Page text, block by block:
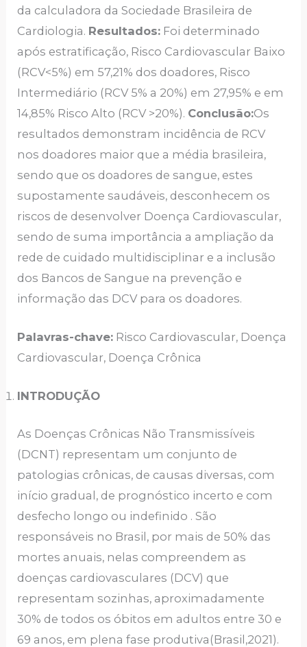
da calculadora da Sociedade Brasileira de
Cardiologia. Resultados: Foi determinado
após estratificação, Risco Cardiovascular Baixo
(RCV<5%) em 57,21% dos doadores, Risco
Intermediário (RCV 5% a 20%) em 27,95% e em
14,85% Risco Alto (RCV >20%). Conclusão:Os
resultados demonstram incidência de RCV
nos doadores maior que a média brasileira,
sendo que os doadores de sangue, estes
supostamente saudáveis, desconhecem os
riscos de desenvolver Doença Cardiovascular,
sendo de suma importância a ampliação da
rede de cuidado multidisciplinar e a inclusão
dos Bancos de Sangue na prevenção e
informação das DCV para os doadores.
Palavras-chave: Risco Cardiovascular, Doença
Cardiovascular, Doença Crônica
INTRODUÇÃO
As Doenças Crônicas Não Transmissíveis
(DCNT) representam um conjunto de
patologias crônicas, de causas diversas, com
início gradual, de prognóstico incerto e com
desfecho longo ou indefinido . São
responsáveis no Brasil, por mais de 50% das
mortes anuais, nelas compreendem as
doenças cardiovasculares (DCV) que
representam sozinhas, aproximadamente
30% de todos os óbitos em adultos entre 30 e
69 anos, em plena fase produtiva(Brasil,2021).